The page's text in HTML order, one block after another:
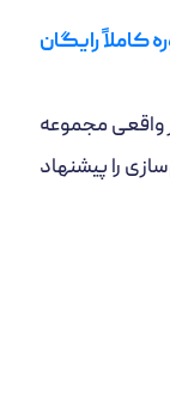
رایگان
واقعی مجموعه
را پیشنهاد